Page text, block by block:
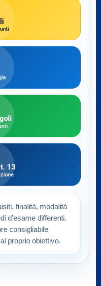
13
finalità, modalità
d’esame differenti.
consigliabile
proprio obiettivo.